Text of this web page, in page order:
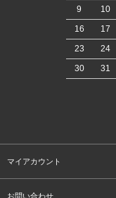
9
10
16
17
23
24
30
31
マイアカウント
お問い合わせ